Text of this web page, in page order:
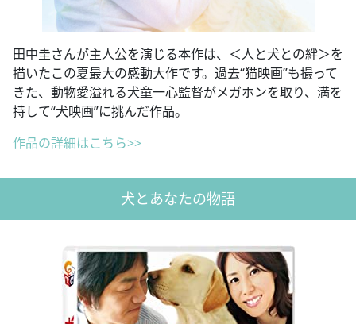
田中圭さんが主人公を演じる本作は、＜人と犬との絆＞を
描いたこの夏最大の感動大作です。過去“猫映画”も撮って
きた、動物愛溢れる犬童一心監督がメガホンを取り、満を
持して“犬映画”に挑んだ作品。
作品の詳細はこちら>>
犬とあなたの物語